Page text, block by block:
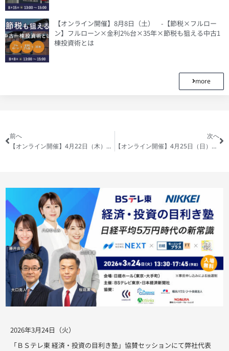
【オンライン開催】8月8日（土） -【節税×フルロー
ン】フルローン×金利2%台×35年×節税も狙える中古1
棟投資術とは
more
前へ
【オンライン開催】4月22日（木）2％の意思決定が、圧倒的な差を生む収益不動産 〜ニューリッチ層限定の資産を盤石化させるメソッド〜
次へ
【オンライン開催】4月25日（日）新築マンション投資のからくり教えます！〜忘れられた投資家の利益〜
2026年3月24日（火）
「ＢＳテレ東 経済・投資の目利き塾」協賛セッションにて弊社代表